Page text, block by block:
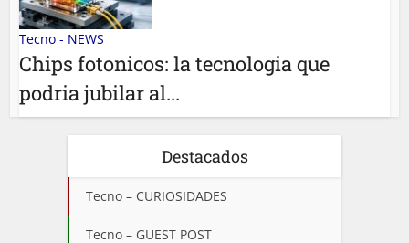
Tecno - NEWS
Chips fotonicos: la tecnologia que
podria jubilar al...
Destacados
Tecno – CURIOSIDADES
Tecno – GUEST POST